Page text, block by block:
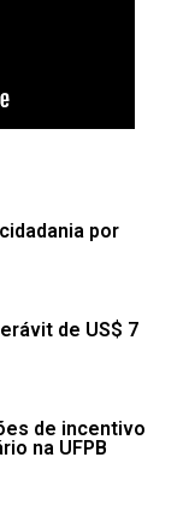
por
de US$ 7
de incentivo
na UFPB